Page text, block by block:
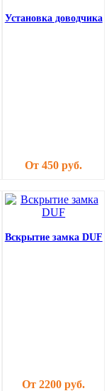
Установка доводчика
От 450 руб.
Вскрытие замка DUF
От 2200 руб.